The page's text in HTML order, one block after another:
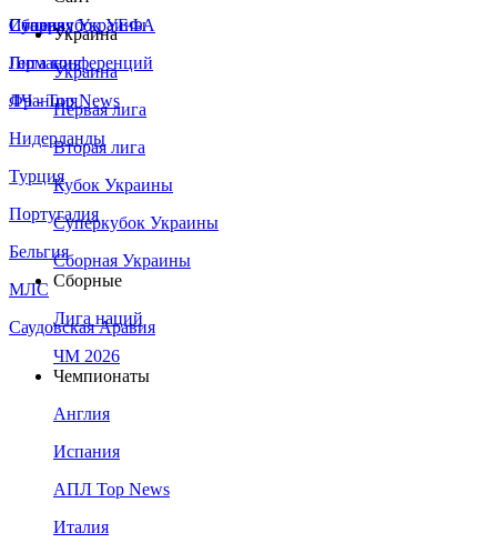
Сборная Украины
Италия
Германия
Франция
Нидерланды
Турция
Португалия
Бельгия
МЛС
Саудовская Аравия
Суперкубок УЕФА
Лига конференций
ЛЧ - Top News
Украина
Украина
Первая лига
Вторая лига
Кубок Украины
Суперкубок Украины
Сборная Украины
Сборные
Лига наций
ЧМ 2026
Чемпионаты
Англия
Испания
АПЛ Top News
Италия